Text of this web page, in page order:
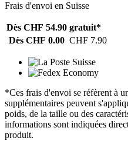
Frais d'envoi en Suisse
Dès CHF 54.90 gratuit*
Dès CHF 0.00 CHF 7.90
*Ces frais d'envoi se réfèrent à
supplémentaires peuvent
poids, de la taille ou des
informations sont indiquées
produit.